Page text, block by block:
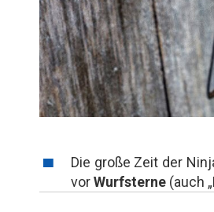
Die große Zeit der
vorWurfsterne (auch